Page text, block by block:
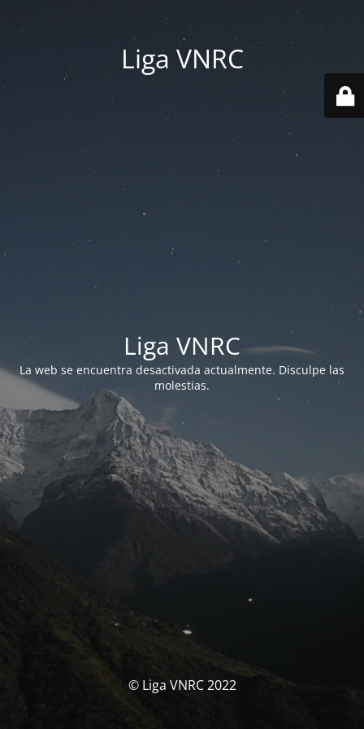
Liga VNRC
Liga VNRC
La web se encuentra desactivada actualmente. Disculpe las
molestias.
© Liga VNRC 2022